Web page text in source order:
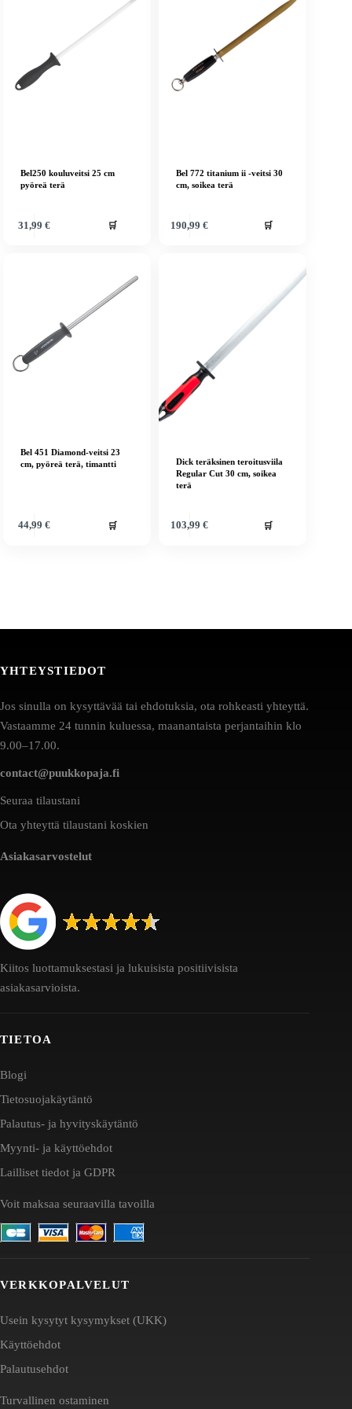
Bel250 kouluveitsi 25 cm
pyöreä terä
31,99 € 🛒
Bel 772 titanium ii -veitsi 30
cm, soikea terä
190,99€ 🛒
Bel 451 Diamond-veitsi 23
cm, pyöreä terä, timantti
44,99 € 🛒
Dick teräksinen teroitusviila
Regular Cut 30 cm, soikea
terä
103,99€ 🛒
YHTEYSTIEDOT
Jos sinulla on kysyttävää tai ehdotuksia, ota rohkeasti yhteyttä.
Vastaamme 24 tunnin kuluessa, maanantaista perjantaihin klo
9.00–17.00.
contact@puukkopaja.fi
Seuraa tilaustani
Ota yhteyttä tilaustani koskien
Asiakasarvostelut
Kiitos luottamuksestasi ja lukuisista positiivisista
asiakasarvioista.
TIETOA
Blogi
Tietosuojakäytäntö
Palautus- ja hyvityskäytäntö
Myynti- ja käyttöehdot
Lailliset tiedot ja GDPR
Voit maksaa seuraavilla tavoilla
VERKKOPALVELUT
Usein kysytyt kysymykset (UKK)
Käyttöehdot
Palautusehdot
Turvallinen ostaminen